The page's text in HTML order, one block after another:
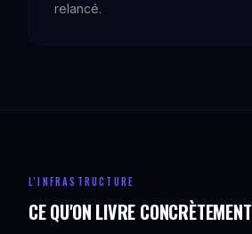
relancé.
L'INFRASTRUCTURE
CE QU'ON LIVRE CONCRÈTEMENT